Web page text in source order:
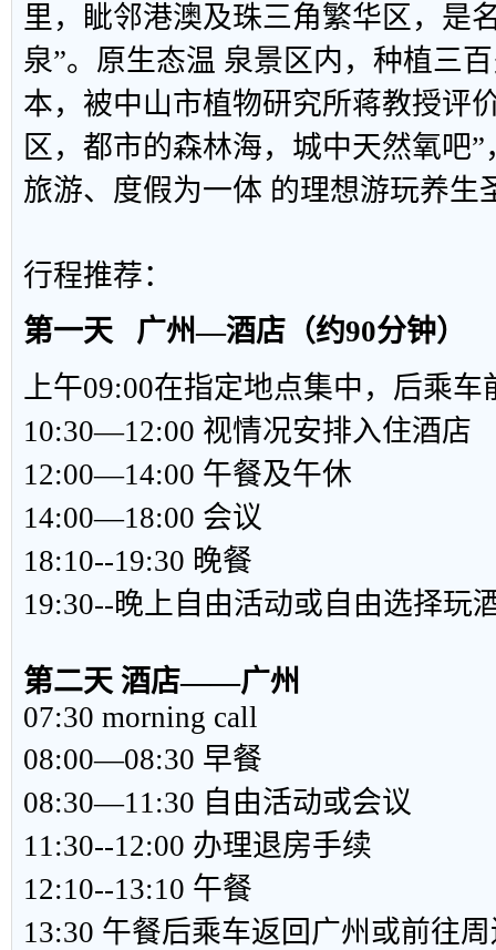
里，眦邻港澳及珠三角繁华区，是
泉”。原生态温 泉景区内，种植三
本，被中山市植物研究所蒋教授评
区，都市的森林海，城中天然氧吧
旅游、度假为一体 的理想游玩养生
行程推荐：
第一天 广州―酒店（约90分钟）
上午09:00在指定地点集中，后乘车
10:30—12:00 视情况安排入住酒店
12:00—14:00 午餐及午休
14:00—18:00 会议
18:10--19:30 晚餐
19:30--晚上自由活动或自由选择玩
第二天 酒店——广州
07:30 morning call
08:00—08:30 早餐
08:30—11:30 自由活动或会议
11:30--12:00 办理退房手续
12:10--13:10 午餐
13:30 午餐后乘车返回广州或前往